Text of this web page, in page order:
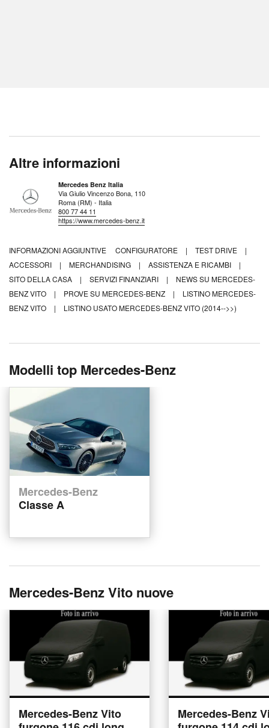
Altre informazioni
Mercedes Benz Italia
Via Giulio Vincenzo Bona, 110
Roma (RM) - Italia
800 77 44 11
https://www.mercedes-benz.it
INFORMAZIONI AGGIUNTIVE CONFIGURATORE | TEST DRIVE
|
ACCESSORI
| MERCHANDISING | ASSISTENZA E RICAMBI
|
SITO DELLA CASA
| SERVIZI FINANZIARI |
NEWS SU MERCEDES-
BENZ VITO
| PROVE SU MERCEDES-BENZ |
LISTINO MERCEDES-
BENZ VITO
| LISTINO USATO MERCEDES-BENZ VITO (2014-->>)
Modelli top Mercedes-Benz
Mercedes-Benz
Classe A
Mercedes-Benz Vito nuove
Mercedes-Benz Vito
Mercedes-Benz